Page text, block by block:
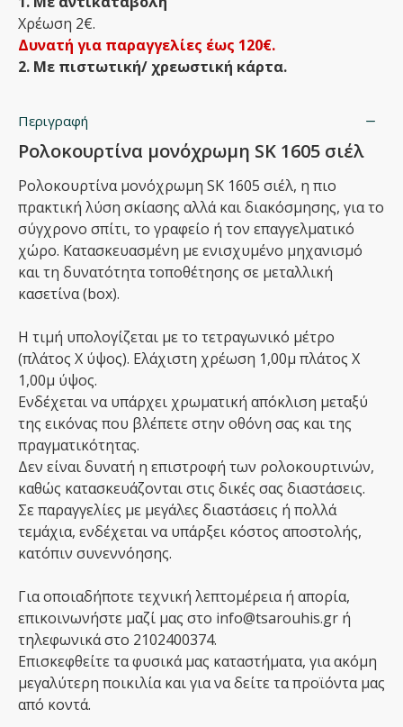
Χρέωση 2€.
Δυνατή για παραγγελίες έως 120€.
2. Με πιστωτική/ χρεωστική κάρτα.
Περιγραφή
Ρολοκουρτίνα μονόχρωμη SK 1605 σιέλ
Ρολοκουρτίνα μονόχρωμη SK 1605 σιέλ, η πιο
πρακτική λύση σκίασης αλλά και διακόσμησης, για το
σύγχρονο σπίτι, το γραφείο ή τον επαγγελματικό
χώρο. Κατασκευασμένη με ενισχυμένο μηχανισμό
και τη δυνατότητα τοποθέτησης σε μεταλλική
κασετίνα (box).
Η τιμή υπολογίζεται με το τετραγωνικό μέτρο
(πλάτος Χ ύψος). Ελάχιστη χρέωση 1,00μ πλάτος Χ
1,00μ ύψος.
Ενδέχεται να υπάρχει χρωματική απόκλιση μεταξύ
της εικόνας που βλέπετε στην οθόνη σας και της
πραγματικότητας.
Δεν είναι δυνατή η επιστροφή των ρολοκουρτινών,
καθώς κατασκευάζονται στις δικές σας διαστάσεις.
Σε παραγγελίες με μεγάλες διαστάσεις ή πολλά
τεμάχια, ενδέχεται να υπάρξει κόστος αποστολής,
κατόπιν συνεννόησης.
Για οποιαδήποτε τεχνική λεπτομέρεια ή απορία,
επικοινωνήστε μαζί μας στο info@tsarouhis.gr ή
τηλεφωνικά στο 2102400374.
Επισκεφθείτε τα φυσικά μας καταστήματα, για ακόμη
μεγαλύτερη ποικιλία και για να δείτε τα προϊόντα μας
από κοντά.